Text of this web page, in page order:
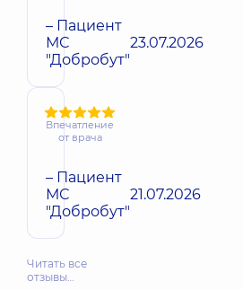
– Пациент
МС
"Добробут"
23.07.2026
Впечатление
от врача
– Пациент
МС
"Добробут"
21.07.2026
Читать все
отзывы…